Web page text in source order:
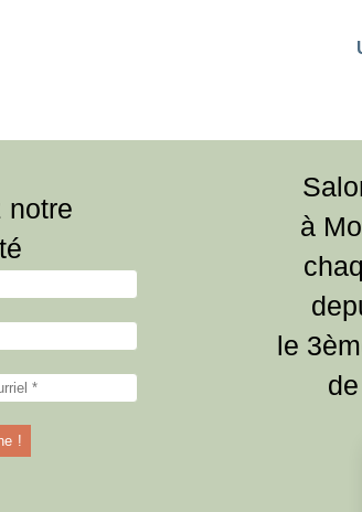
notre
à
le